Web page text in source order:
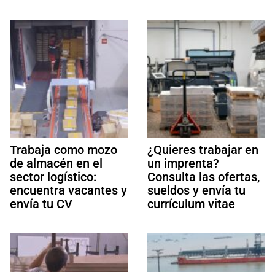
Trabaja como mozo
de almacén en el
sector logístico:
encuentra vacantes y
envía tu CV
¿Quieres trabajar en
un imprenta?
Consulta las ofertas,
sueldos y envía tu
currículum vitae